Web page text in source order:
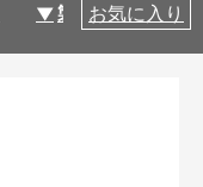
製品仕様
お気に入り